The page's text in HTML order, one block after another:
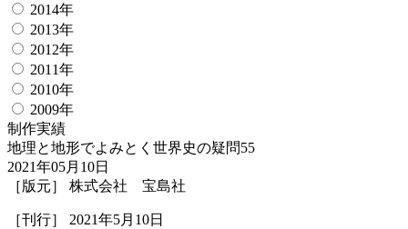
2014年
2013年
2012年
2011年
2010年
2009年
制作実績
地理と地形でよみとく世界史の疑問55
2021年05月10日
［版元］ 株式会社 宝島社
［刊行］ 2021年5月10日